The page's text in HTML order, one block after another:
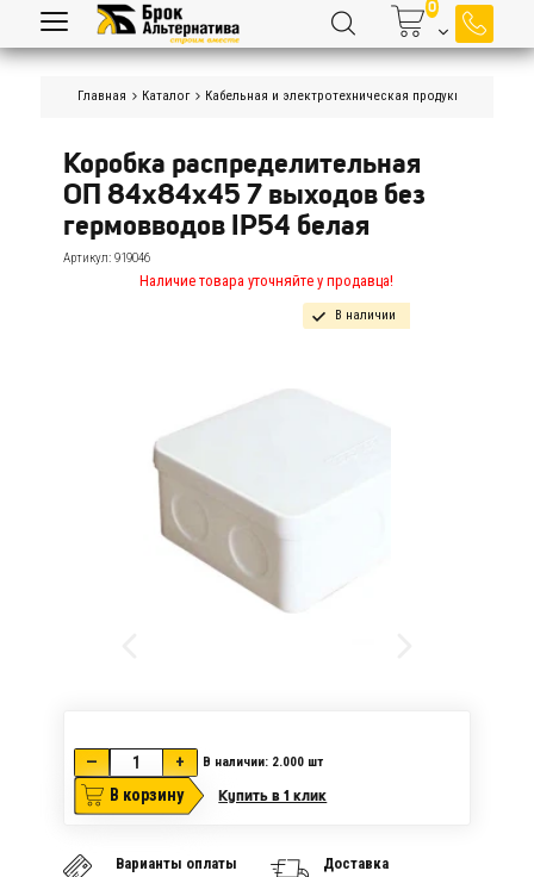
Главная Каталог Кабельная и электротехническая продукция
Коробка распределительная
ОП 84х84х45 7 выходов без
гермовводов IP54 белая
Артикул:919046
Наличие товара уточняйте у продавца!
В наличии
— + В наличии: 2.000 шт
В корзину Купить в 1 клик
Варианты оплаты Доставка